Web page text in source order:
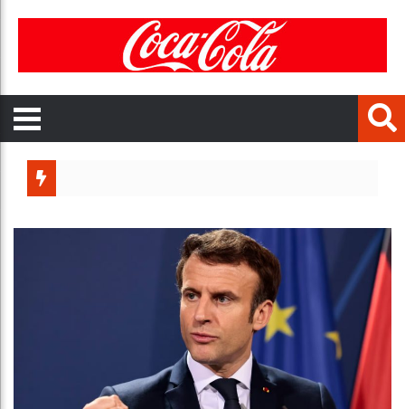
Bénin :
Aliko